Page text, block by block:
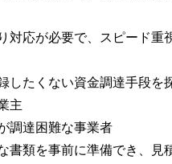
対応が必要で、スピード重
したくない資金調達手段を
主
調達困難な事業者
書類を事前に準備でき、見